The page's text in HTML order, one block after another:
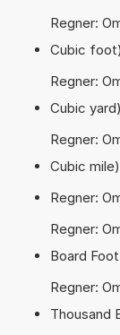
Regner:
Cubic foot)
Regner:
Cubic yard)
Regner:
Cubic mile)
Regner:
Regner:
Board
Regner:
Thousand